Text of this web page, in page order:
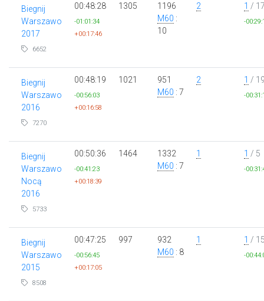
Biegnij
Warszawo
2017
6652
00:48:28
-01:01:34
+00:17:46
1305
1196
M60 :
10
2 1 /
-
Biegnij
Warszawo
2016
7270
00:48:19
-00:56:03
+00:16:58
1021
951
M60 : 7
2 1 /
-
Biegnij
Warszawo
Nocą
2016
5733
00:50:36
-00:41:23
+00:18:39
1464
1332
M60 : 7
1 1 / 5
-
Biegnij
Warszawo
2015
8508
00:47:25
-00:56:45
+00:17:05
997
932
M60 : 8
1 1 /
-